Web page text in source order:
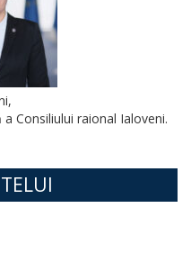
Consiliului raional Ialoveni.